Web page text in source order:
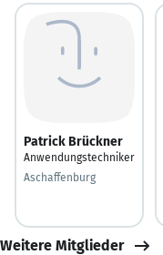
Patrick Brückner
Anwendungstechniker
Aschaffenburg
Weitere Mitglieder